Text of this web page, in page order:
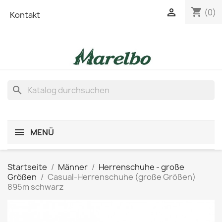
Kontakt shopping_cart (0)

search
MENÜ
Startseite Männer
Herrenschuhe - große
Größen
Casual-Herrenschuhe (große Größen)
895m schwarz